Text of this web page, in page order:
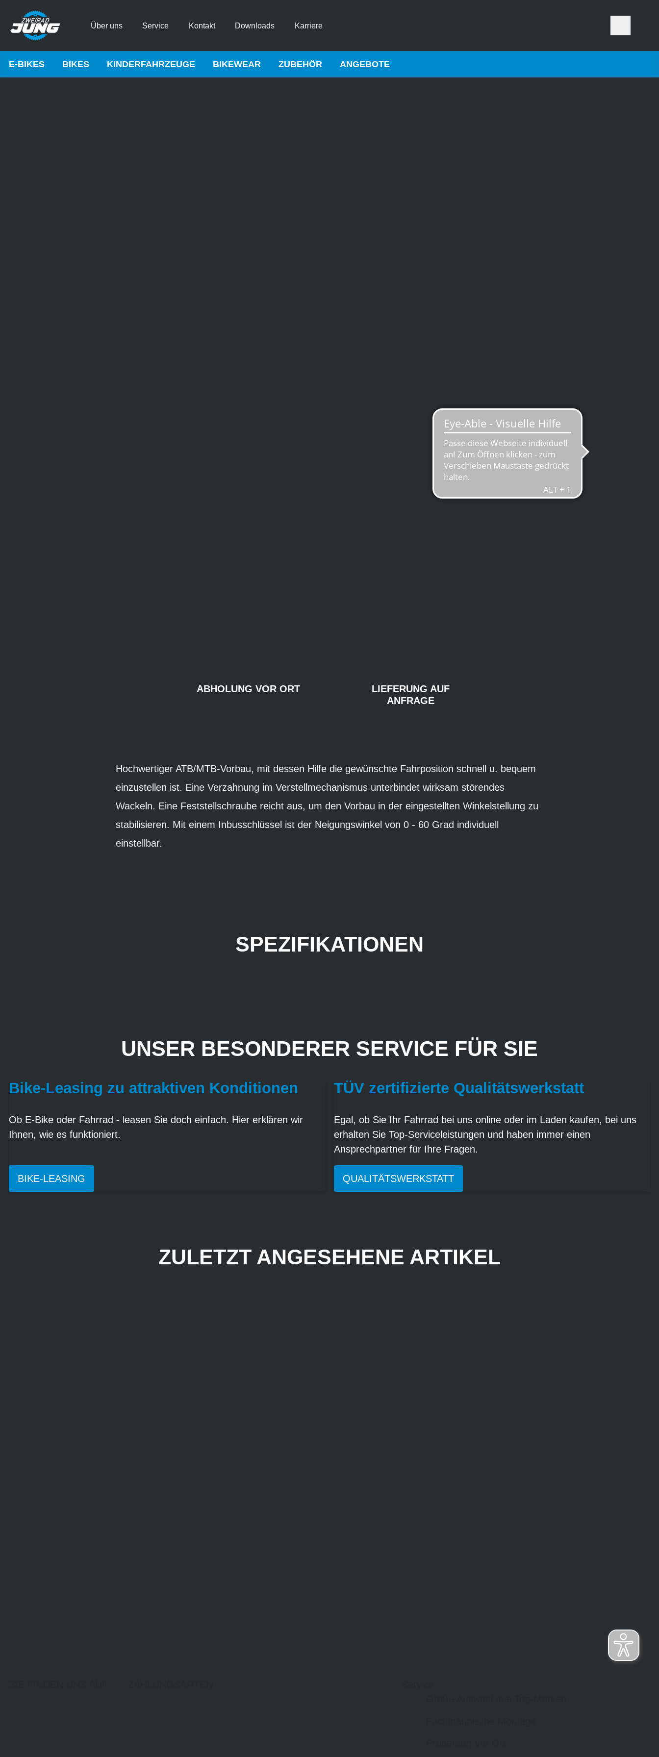
Über uns Service Kontakt Downloads Karriere
E-BIKES BIKES KINDERFAHRZEUGE BIKEWEAR ZUBEHÖR ANGEBOTE
ABHOLUNG VOR ORT
LIEFERUNG AUF
ANFRAGE
Hochwertiger ATB/MTB-Vorbau, mit dessen Hilfe die gewünschte Fahrposition schnell u. bequem
einzustellen ist. Eine Verzahnung im Verstellmechanismus unterbindet wirksam störendes
Wackeln. Eine Feststellschraube reicht aus, um den Vorbau in der eingestellten Winkelstellung zu
stabilisieren. Mit einem Inbusschlüssel ist der Neigungswinkel von 0 - 60 Grad individuell
einstellbar.
SPEZIFIKATIONEN
UNSER BESONDERER SERVICE FÜR SIE
Bike-Leasing zu attraktiven Konditionen
Ob E-Bike oder Fahrrad - leasen Sie doch einfach. Hier erklären wir
Ihnen, wie es funktioniert.
BIKE-LEASING
TÜV zertifizierte Qualitätswerkstatt
Egal, ob Sie Ihr Fahrrad bei uns online oder im Laden kaufen, bei uns
erhalten Sie Top-Serviceleistungen und haben immer einen
Ansprechpartner für Ihre Fragen.
QUALITÄTSWERKSTATT
ZULETZT ANGESEHENE ARTIKEL